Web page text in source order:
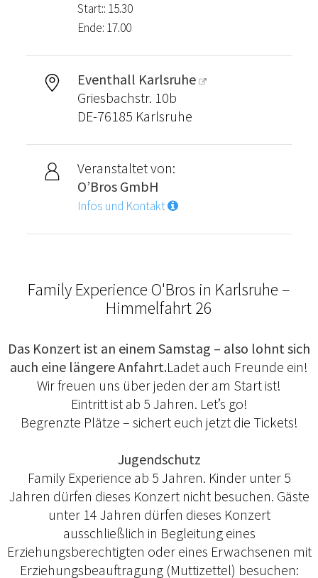
Start:: 15.30
Ende: 17.00
Eventhall Karlsruhe
Griesbachstr. 10b
DE-76185 Karlsruhe
Veranstaltet von:
O’Bros GmbH
Infos und Kontakt
Family Experience O'Bros in Karlsruhe –
Himmelfahrt 26
Das Konzert ist an einem Samstag – also lohnt sich
auch eine längere Anfahrt.Ladet auch Freunde ein!
Wir freuen uns über jeden der am Start ist!
Eintritt ist ab 5 Jahren. Let’s go!
Begrenzte Plätze – sichert euch jetzt die Tickets!
Jugendschutz
Family Experience ab 5 Jahren. Kinder unter 5
Jahren dürfen dieses Konzert nicht besuchen. Gäste
unter 14 Jahren dürfen dieses Konzert
ausschließlich in Begleitung eines
Erziehungsberechtigten oder eines Erwachsenen mit
Erziehungsbeauftragung (Muttizettel) besuchen: